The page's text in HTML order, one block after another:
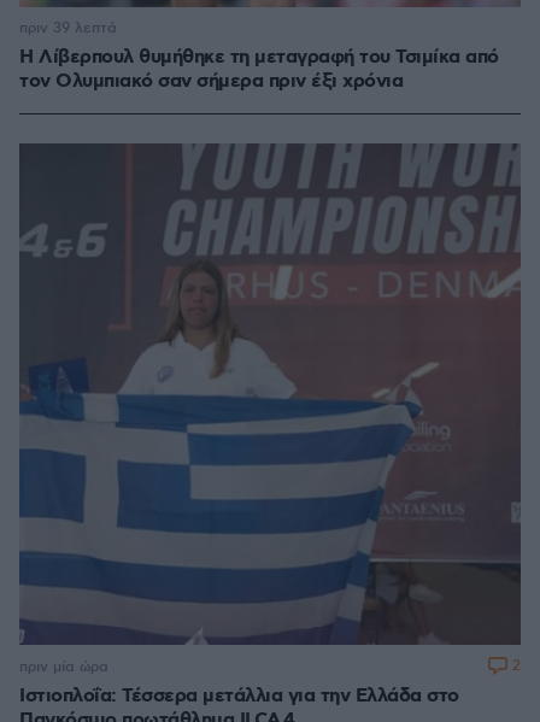
Η Λίβερπουλ θυμήθηκε τη μεταγραφή του Τσιμίκα από
τον Ολυμπιακό σαν σήμερα πριν έξι χρόνια
πριν 39 λεπτά
Ιστιοπλοΐα: Τέσσερα μετάλλια για την Ελλάδα στο
πριν μία ώρα 2